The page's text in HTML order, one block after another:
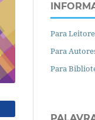
Para
Para
Para